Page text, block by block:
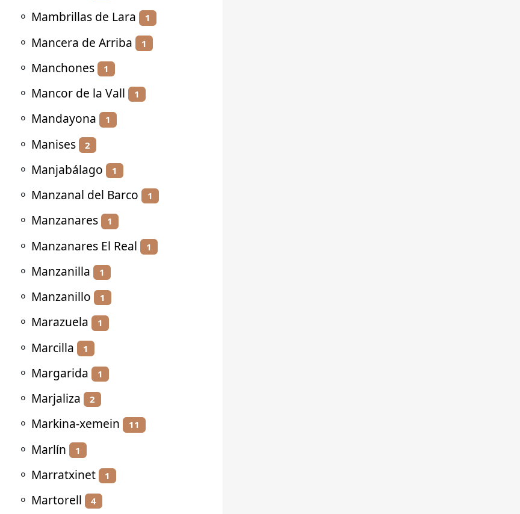
⚬ Mambrillas de Lara 1
⚬ Mancera de Arriba 1
⚬ Manchones 1
⚬ Mancor de la Vall 1
⚬ Mandayona 1
⚬ Manises 2
⚬ Manjabálago 1
⚬ Manzanal del Barco 1
⚬ Manzanares 1
⚬ Manzanares El Real 1
⚬ Manzanilla 1
⚬ Manzanillo 1
⚬ Marazuela 1
⚬ Marcilla 1
⚬ Margarida 1
⚬ Marjaliza 2
⚬ Markina-xemein 11
⚬ Marlín 1
⚬ Marratxinet 1
⚬ Martorell 4